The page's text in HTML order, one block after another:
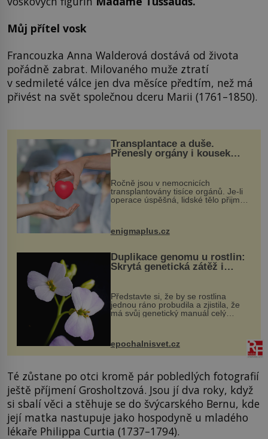
Můj přítel vosk
Francouzka Anna Walderová dostává od života
pořádně zabrat. Milovaného muže ztratí
v sedmileté válce jen dva měsíce předtím, než má
přivést na svět společnou dceru Marii (1761–1850).
Transplantace a duše.
Přenesly orgány i kousek
Ročně jsou v nemocnicích
transplantovány tisíce orgánů. Je-li
operace úspěšná, lidské tělo přijme
enigmaplus.cz
Duplikace genomu u rostlin:
Skrytá genetická zátěž i
Představte si, že by se rostlina
jednou ráno probudila a zjistila, že
má svůj genetický manuál celý
vstupenka...
epochalnisvet.cz
Té zůstane po otci kromě pár pobledlých fotografií
ještě příjmení Grosholtzová. Jsou jí dva roky, když
si sbalí věci a stěhuje se do švýcarského Bernu, kde
její matka nastupuje jako hospodyně u mladého
lékaře Philippa Curtia (1737–1794).